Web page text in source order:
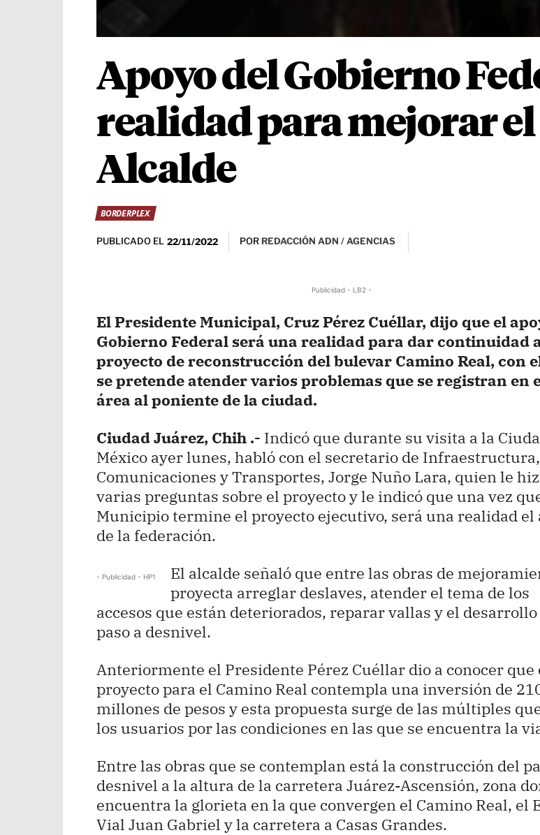
Apoyo del Gobierno
realidad para mejorar
Alcalde
BORDERPLEX
PUBLICADO EL 22/11/2022 POR REDACCIÓN ADN / AGENCIAS
Publicidad - LB2 -
El Presidente Municipal, Cruz Pérez Cuéllar, dijo que el
Gobierno Federal será una realidad para dar continuidad
proyecto de reconstrucción del bulevar Camino Real, con
se pretende atender varios problemas que se registran en
área al poniente de la ciudad.
Ciudad Juárez, Chih .- Indicó que durante su visita a la
México ayer lunes, habló con el secretario de Infraestructura,
Comunicaciones y Transportes, Jorge Nuño Lara, quien le
varias preguntas sobre el proyecto y le indicó que una vez
Municipio termine el proyecto ejecutivo, será una realidad el
de la federación.
- Publicidad - HP1
El alcalde señaló que entre las obras de
proyecta arreglar deslaves, atender el tema de los
accesos que están deteriorados, reparar vallas y el
paso a desnivel.
Anteriormente el Presidente Pérez Cuéllar dio a conocer que
proyecto para el Camino Real contempla una inversión de
millones de pesos y esta propuesta surge de las múltiples
los usuarios por las condiciones en las que se encuentra la
Entre las obras que se contemplan está la construcción del
desnivel a la altura de la carretera Juárez-Ascensión, zona
encuentra la glorieta en la que convergen el Camino Real, el
Vial Juan Gabriel y la carretera a Casas Grandes.